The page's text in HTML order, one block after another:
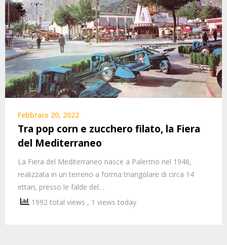
Febbraio 20, 2022
Tra pop corn e zucchero filato, la Fiera
del Mediterraneo
La Fiera del Mediterraneo nasce a Palermo nel 1946,
realizzata in un terreno a forma triangolare di circa 14
ettari, presso le falde del…
1992 total views , 1 views today